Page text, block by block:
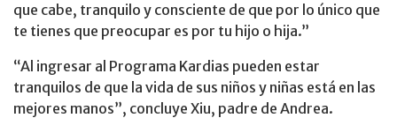
que cabe, tranquilo y consciente de que por lo único que
te tienes que preocupar es por tu hijo o hija.”
“Al ingresar al Programa Kardias pueden estar
tranquilos de que la vida de sus niños y niñas está en las
mejores manos”, concluye Xiu, padre de Andrea.